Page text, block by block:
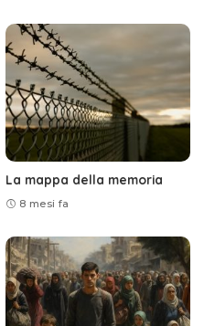
La mappa della memoria
8 mesi fa